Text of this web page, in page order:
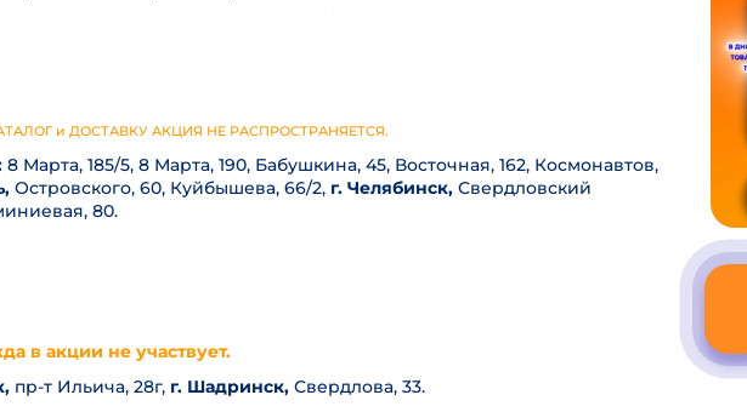
и ДОСТАВКУ АКЦИЯ НЕ РАСПРОСТРАНЯЕТСЯ.
8 Марта, 185/5, 8 Марта, 190, Бабушкина, 45, Восточная, 162, Космонавтов,
Островского, 60, Куйбышева, 66/2, г. Челябинск, Свердловский
80.
в акции не участвует.
пр-т Ильича, 28г, г. Шадринск, Свердлова, 33.